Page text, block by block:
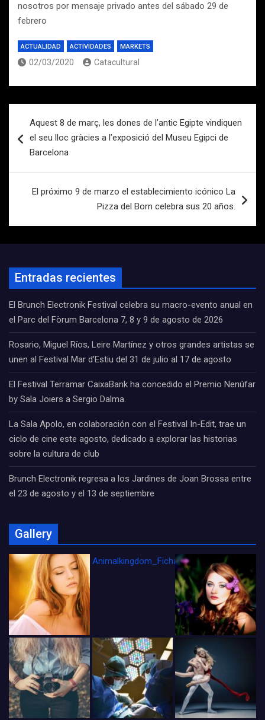
nosotros por mensaje privado antes del sábado 29 de
febrero
ACTUALIDAD ACTIVIDADES MARKETS
02/03/2020 Catacultural
de
entradas
Aquest 8 de març, les dones de l’antic Egipte vindiquen
el seu lloc gràcies a l’exposició del Museu Egipci de
Barcelona
El próximo 9 de marzo el establecimiento icónico La
Pizza del Born celebra sus 20 años.
Entradas recientes
El Brunch Electronik Festival celebra su macro-evento anual en
el Parc del Fòrum Barcelona 7, 8 y 9 de agosto de 2026
Rosario, Miguel Ríos, Leire Martínez y otros grandes artistas se
unen al Festival Mar d’Estiu del 31 de julio al 17 de agosto
El Festival Terramar CaixaBank ha concedido el Premio Nenúfar
by Sala Joiers a Sergio Dalma.
La Sala Apolo, en colaboración con el Festival In-Edit, trae un
ciclo de cine este agosto, dedicado a explorar las historias
sobre la cultura de club
Brunch Electronik regresa a los Jardines de Joan Brossa entre
el 23 de agosto y el 13 de septiembre
Gallery
Animalkingdom_FichaCine